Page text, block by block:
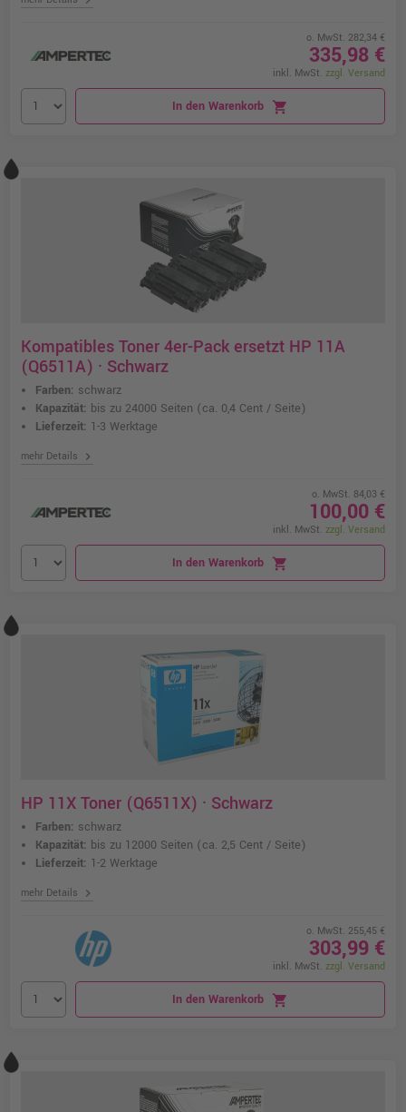
o. MwSt. 282,34 €
335,98 €
inkl. MwSt. zzgl. Versand
In den Warenkorb shopping_cart
Kompatibles Toner 4er-Pack ersetzt HP 11A
(Q6511A) · Schwarz
Farben: schwarz
Kapazität: bis zu 24000 Seiten (ca. 0,4 Cent / Seite)
Lieferzeit: 1-3 Werktage
mehr Details chevron_right
o. MwSt. 84,03 €
100,00 €
inkl. MwSt. zzgl. Versand
In den Warenkorb shopping_cart
HP 11X Toner (Q6511X) · Schwarz
Farben: schwarz
Kapazität: bis zu 12000 Seiten (ca. 2,5 Cent / Seite)
Lieferzeit: 1-2 Werktage
mehr Details chevron_right
o. MwSt. 255,45 €
303,99 €
inkl. MwSt. zzgl. Versand
In den Warenkorb shopping_cart